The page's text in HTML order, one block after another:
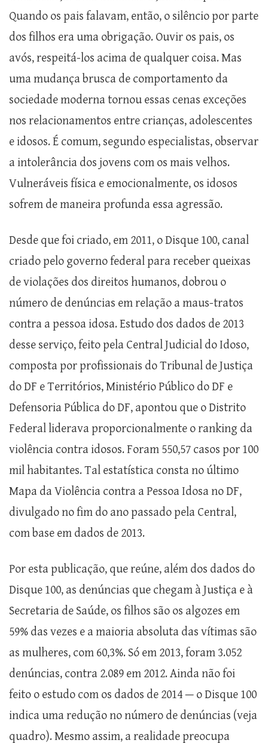
Quando os pais falavam, então, o silêncio por parte
dos filhos era uma obrigação. Ouvir os pais, os
avós, respeitá-los acima de qualquer coisa. Mas
uma mudança brusca de comportamento da
sociedade moderna tornou essas cenas exceções
nos relacionamentos entre crianças, adolescentes
e idosos. É comum, segundo especialistas, observar
a intolerância dos jovens com os mais velhos.
Vulneráveis física e emocionalmente, os idosos
sofrem de maneira profunda essa agressão.
Desde que foi criado, em 2011, o Disque 100, canal
criado pelo governo federal para receber queixas
de violações dos direitos humanos, dobrou o
número de denúncias em relação a maus-tratos
contra a pessoa idosa. Estudo dos dados de 2013
desse serviço, feito pela Central Judicial do Idoso,
composta por profissionais do Tribunal de Justiça
do DF e Territórios, Ministério Público do DF e
Defensoria Pública do DF, apontou que o Distrito
Federal liderava proporcionalmente o ranking da
violência contra idosos. Foram 550,57 casos por 100
mil habitantes. Tal estatística consta no último
Mapa da Violência contra a Pessoa Idosa no DF,
divulgado no fim do ano passado pela Central,
com base em dados de 2013.
Por esta publicação, que reúne, além dos dados do
Disque 100, as denúncias que chegam à Justiça e à
Secretaria de Saúde, os filhos são os algozes em
59% das vezes e a maioria absoluta das vítimas são
as mulheres, com 60,3%. Só em 2013, foram 3.052
denúncias, contra 2.089 em 2012. Ainda não foi
feito o estudo com os dados de 2014 — o Disque 100
indica uma redução no número de denúncias (veja
quadro). Mesmo assim, a realidade preocupa